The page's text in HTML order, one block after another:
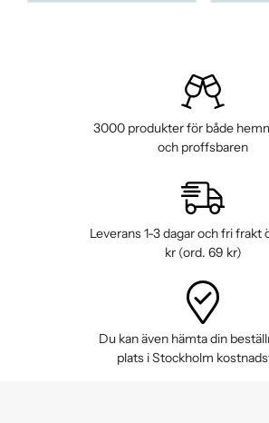
3000 produkter för både
och proffsbaren
Leverans 1-3 dagar och fri frakt
kr (ord. 69 kr)
Du kan även hämta din
plats i Stockholm